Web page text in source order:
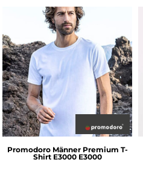
Promodoro Männer Premium T-
Shirt E3000 E3000